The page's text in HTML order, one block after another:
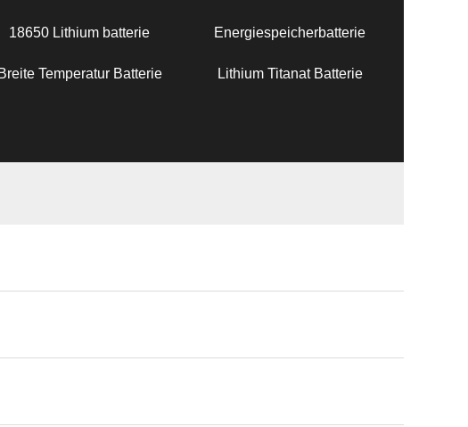
18650 Lithium batterie Energiespeicherbatterie
Breite Temperatur Batterie Lithium Titanat Batterie